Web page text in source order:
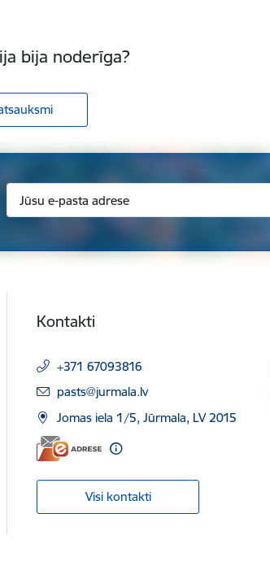
bija noderīga?
Kontakti
+371 67093816
E-pasts:
pasts@jurmala.lv
Jomas iela 1/5, Jūrmala, LV 2015
Visi kontakti